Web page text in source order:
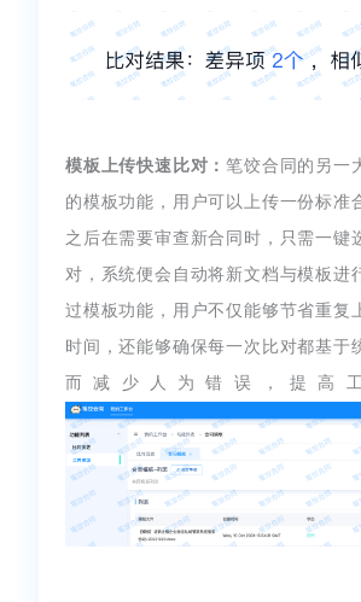
模板上传快速比对：笔饺合同的另一
的模板功能，用户可以上传一份标准
之后在需要审查新合同时，只需一键
对，系统便会自动将新文档与模板进
过模板功能，用户不仅能够节省重复
时间，还能够确保每一次比对都基于
而减少人为错误，提高